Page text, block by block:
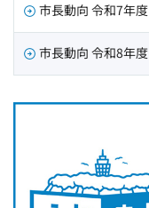
市長動向 令和7年度
市長動向 令和8年度